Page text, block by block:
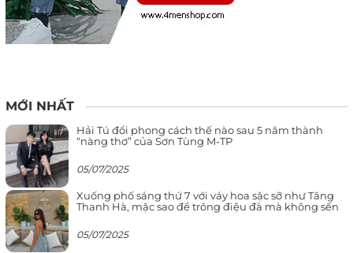
MỚI NHẤT
Hải Tú đổi phong cách thế nào sau 5 năm thành
“nàng thơ” của Sơn Tùng M-TP
05/07/2025
Xuống phố sáng thứ 7 với váy hoa sặc sỡ như Tăng
Thanh Hà, mặc sao để trông điệu đà mà không sến
05/07/2025